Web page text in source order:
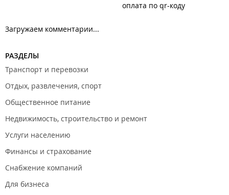
оплата по qr-коду
Загружаем комментарии...
РАЗДЕЛЫ
Транспорт и перевозки
Отдых, развлечения, спорт
Общественное питание
Недвижимость, строительство и ремонт
Услуги населению
Финансы и страхование
Снабжение компаний
Для бизнеса